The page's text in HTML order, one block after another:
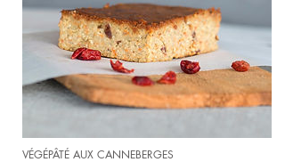
VÉGÉPÂTÉ AUX CANNEBERGES